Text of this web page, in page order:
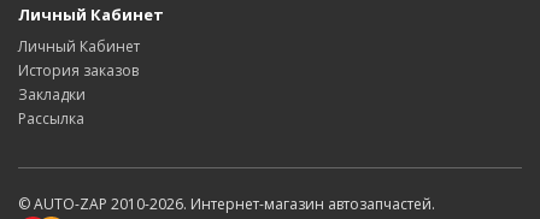
Личный Кабинет
Личный Кабинет
История заказов
Закладки
Рассылка
© AUTO-ZAP 2010-2026. Интернет-магазин автозапчастей.